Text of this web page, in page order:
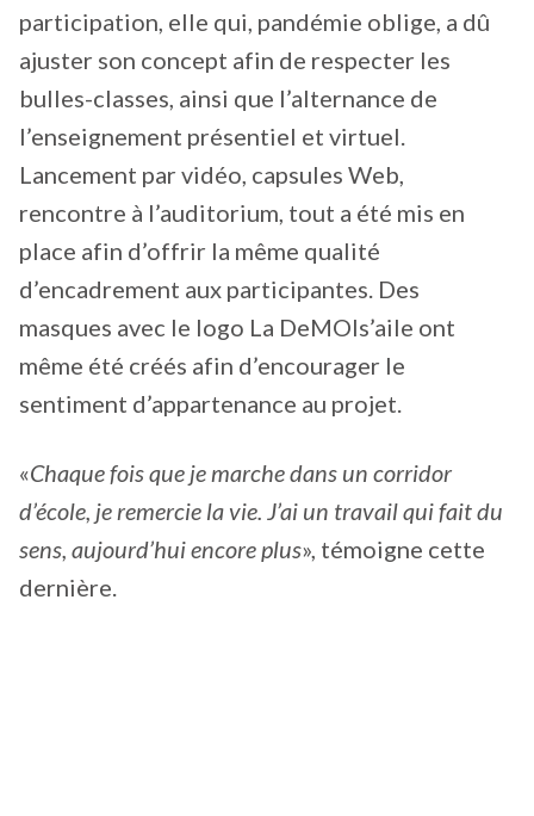
participation, elle qui, pandémie oblige, a dû
ajuster son concept afin de respecter les
bulles-classes, ainsi que l’alternance de
l’enseignement présentiel et virtuel.
Lancement par vidéo, capsules Web,
rencontre à l’auditorium, tout a été mis en
place afin d’offrir la même qualité
d’encadrement aux participantes. Des
masques avec le logo La DeMOIs’aile ont
même été créés afin d’encourager le
sentiment d’appartenance au projet.
«Chaque fois que je marche dans un corridor
d’école, je remercie la vie. J’ai un travail qui fait du
sens, aujourd’hui encore plus», témoigne cette
dernière.